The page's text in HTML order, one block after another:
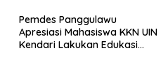
Pemdes Panggulawu
Apresiasi Mahasiswa KKN UIN
Kendari Lakukan Edukasi